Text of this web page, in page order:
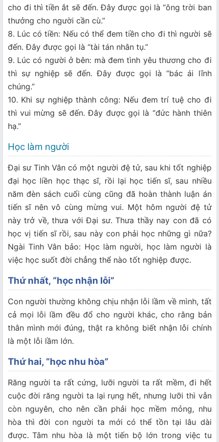
cho đi thì tiền ắt sẽ đến. Đây được gọi là “ông trời ban
thưởng cho người cần cù.”
8. Lúc có tiền: Nếu có thể đem tiền cho đi thì người sẽ
đến. Đây được gọi là “tài tán nhân tụ.”
9. Lúc có người ở bên: mà đem tình yêu thương cho đi
thì sự nghiệp sẽ đến. Đây được gọi là “bác ái lĩnh
chúng.”
10. Khi sự nghiệp thành công: Nếu đem trí tuệ cho đi
thì vui mừng sẽ đến. Đây được gọi là “đức hành thiên
hạ.”
Học làm người
Đại sư Tinh Vân có một người đệ tử, sau khi tốt nghiệp
đại học liền học thạc sĩ, rồi lại học tiến sĩ, sau nhiều
năm đèn sách cuối cùng cũng đã hoàn thành luận án
tiến sĩ nên vô cùng mừng vui. Một hôm người đệ tử
này trở về, thưa với Đại sư. Thưa thầy nay con đã có
học vị tiến sĩ rồi, sau này con phải học những gì nữa?
Ngài Tinh Vân bảo: Học làm người, học làm người là
việc học suốt đời chẳng thể nào tốt nghiệp được.
Thứ nhất, “học nhận lỗi”
Con người thường không chịu nhận lỗi lầm về mình, tất
cả mọi lỗi lầm đều đổ cho người khác, cho rằng bản
thân mình mới đúng, thật ra không biết nhận lỗi chính
là một lỗi lầm lớn.
Thứ hai, “học nhu hòa”
Răng người ta rất cứng, lưỡi người ta rất mềm, đi hết
cuộc đời răng người ta lại rụng hết, nhưng lưỡi thì vẫn
còn nguyên, cho nên cần phải học mềm mỏng, nhu
hòa thì đời con người ta mới có thể tồn tại lâu dài
được. Tâm nhu hòa là một tiến bộ lớn trong việc tu